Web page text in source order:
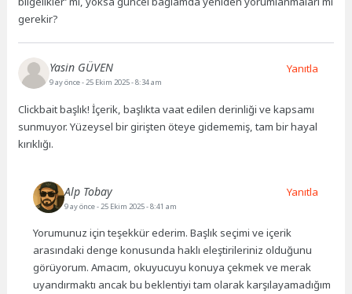
gerekir?
Yasin GÜVEN
9 ay önce- 25 Ekim 2025 - 8:34 am
Clickbait başlık! İçerik, başlıkta vaat edilen derinliği ve kapsamı
sunmuyor. Yüzeysel bir girişten öteye gidememiş, tam bir hayal
kırıklığı.
Yanıtla
Alp Tobay
9 ay önce- 25 Ekim 2025 - 8:41 am
Yorumunuz için teşekkür ederim. Başlık seçimi ve içerik
arasındaki denge konusunda haklı eleştirileriniz olduğunu
görüyorum. Amacım, okuyucuyu konuya çekmek ve merak
uyandırmaktı ancak bu beklentiyi tam olarak karşılayamadığım
Yanıtla